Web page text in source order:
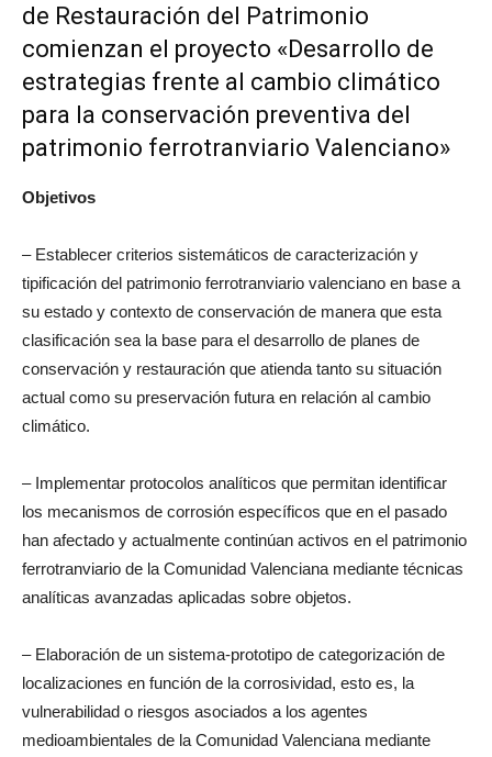
de Restauración del Patrimonio
comienzan el proyecto «Desarrollo de
estrategias frente al cambio climático
para la conservación preventiva del
patrimonio ferrotranviario Valenciano»
Objetivos
– Establecer criterios sistemáticos de caracterización y
tipificación del patrimonio ferrotranviario valenciano en base a
su estado y contexto de conservación de manera que esta
clasificación sea la base para el desarrollo de planes de
conservación y restauración que atienda tanto su situación
actual como su preservación futura en relación al cambio
climático.
– Implementar protocolos analíticos que permitan identificar
los mecanismos de corrosión específicos que en el pasado
han afectado y actualmente continúan activos en el patrimonio
ferrotranviario de la Comunidad Valenciana mediante técnicas
analíticas avanzadas aplicadas sobre objetos.
– Elaboración de un sistema-prototipo de categorización de
localizaciones en función de la corrosividad, esto es, la
vulnerabilidad o riesgos asociados a los agentes
medioambientales de la Comunidad Valenciana mediante